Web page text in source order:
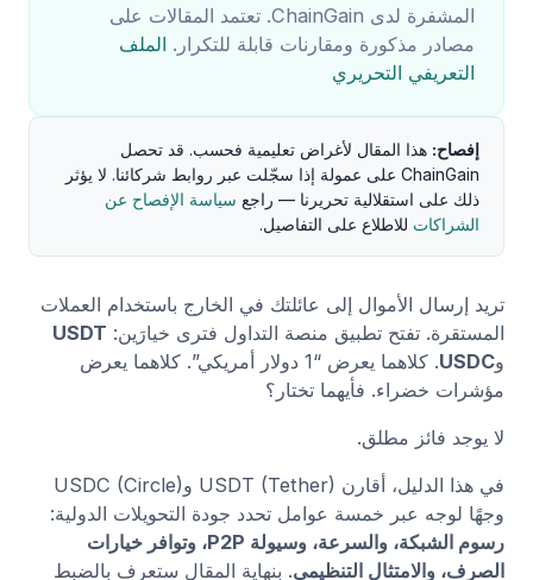
المشفرة لدى ChainGain. تعتمد المقالات على
مصادر مذكورة ومقارنات قابلة للتكرار. الملف
التعريفي التحريري
إفصاح: هذا المقال لأغراض تعليمية فحسب. قد تحصل
ChainGain على عمولة إذا سجّلت عبر روابط شركائنا. لا يؤثر
ذلك على استقلالية تحريرنا — راجع سياسة الإفصاح عن
الشراكات للاطلاع على التفاصيل.
تريد إرسال الأموال إلى عائلتك في الخارج باستخدام العملات
المستقرة. تفتح تطبيق منصة التداول فترى خيارَين: USDT
وUSDC
. كلاهما يعرض “1 دولار أمريكي”. كلاهما يعرض
مؤشرات خضراء. فأيهما تختار؟
لا يوجد فائز مطلق.
في هذا الدليل، أقارن USDT (Tether) وUSDC (Circle)
وجهًا لوجه عبر خمسة عوامل تحدد جودة التحويلات الدولية:
رسوم الشبكة، والسرعة، وسيولة P2P، وتوافر خيارات
الصرف، والامتثال التنظيمي. بنهاية المقال ستعرف بالضبط